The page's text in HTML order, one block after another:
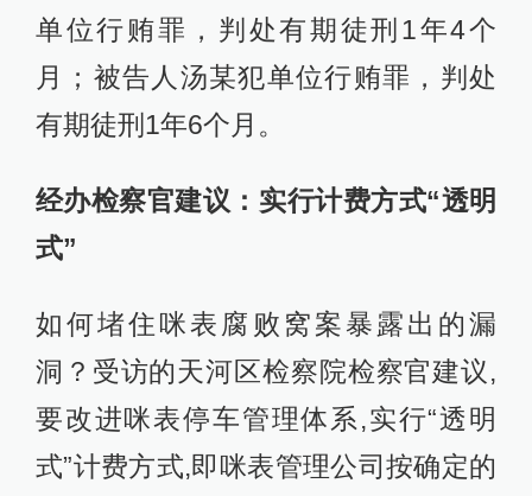
单位行贿罪，判处有期徒刑1年4个
月；被告人汤某犯单位行贿罪，判处
有期徒刑1年6个月。
经办检察官建议：实行计费方式“透明
式”
如何堵住咪表腐败窝案暴露出的漏
洞？受访的天河区检察院检察官建议,
要改进咪表停车管理体系,实行“透明
式”计费方式,即咪表管理公司按确定的